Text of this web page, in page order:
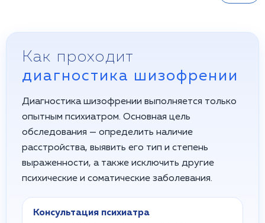
Как проходит
диагностика шизофрении
Диагностика шизофрении выполняется только
опытным психиатром. Основная цель
обследования — определить наличие
расстройства, выявить его тип и степень
выраженности, а также исключить другие
психические и соматические заболевания.
Консультация психиатра